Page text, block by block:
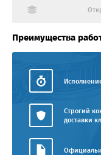
Преимущества
Строгий
доставки